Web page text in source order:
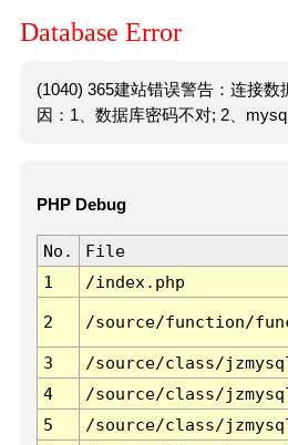
Database Error
(1040) 365建站错误警告：连接数
因：1、数据库密码不对; 2、mysql
PHP Debug
No. File
1
/index.php
2 /source/function/
3 /source/class/
4
/source/class/
5
/source/class/